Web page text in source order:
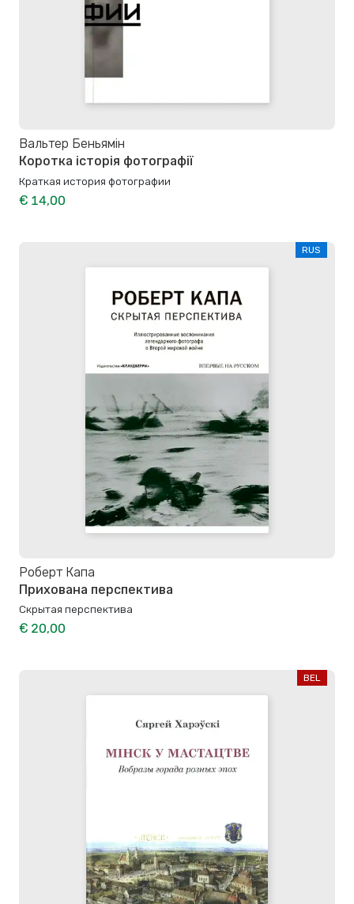
Вальтер Беньямін
Коротка історія фотографії
Краткая история фотографии
€ 14,00
RUS
Роберт Капа
Прихована перспектива
Скрытая перспектива
€ 20,00
BEL